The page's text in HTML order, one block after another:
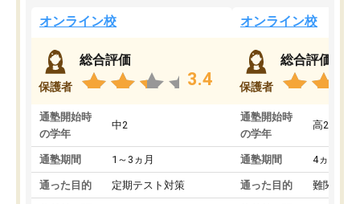
オンライン校
保護者
総合評価
3.4
通塾開始時
の学年
中2
通塾期間 1～3ヵ月
通った目的 定期テスト対策
オンライン校
保護者
総合評価
通塾開始時
の学年
高2
通塾期間 4ヵ月～1
通った目的 難関私立